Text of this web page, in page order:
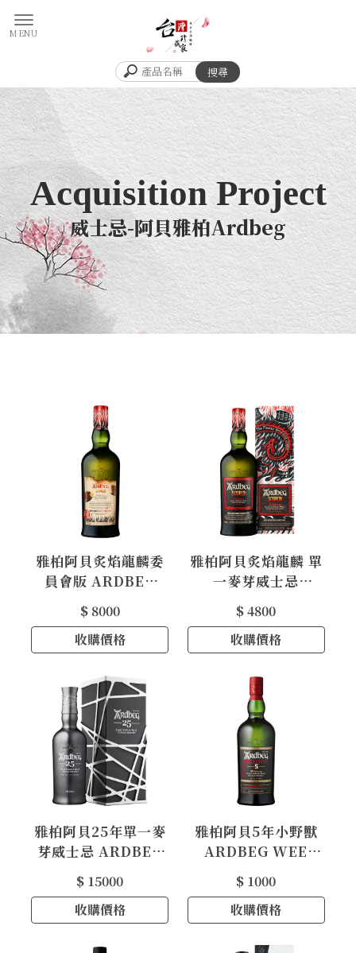
威士忌-阿貝雅柏Ardbeg
雅柏阿貝炙焰龍麟委
員會版 ARDBEG
COMMITTEE
RELEASE SINGLE
MALT SCOTCH W
$ 8000
收購價格
雅柏阿貝炙焰龍麟 單
一麥芽威士忌
Single Malt
Whisky
$ 4800
收購價格
雅柏阿貝25年單一麥
芽威士忌 ARDBEG
25 YEAR OLD
ISLAY SINGLE
MALT SCOTCH
WHISKY
$ 15000
收購價格
雅柏阿貝5年小野獸
ARDBEG WEE
BEASTIE SINGLE
MALT SCOTCH
WHISKY
$ 1000
收購價格